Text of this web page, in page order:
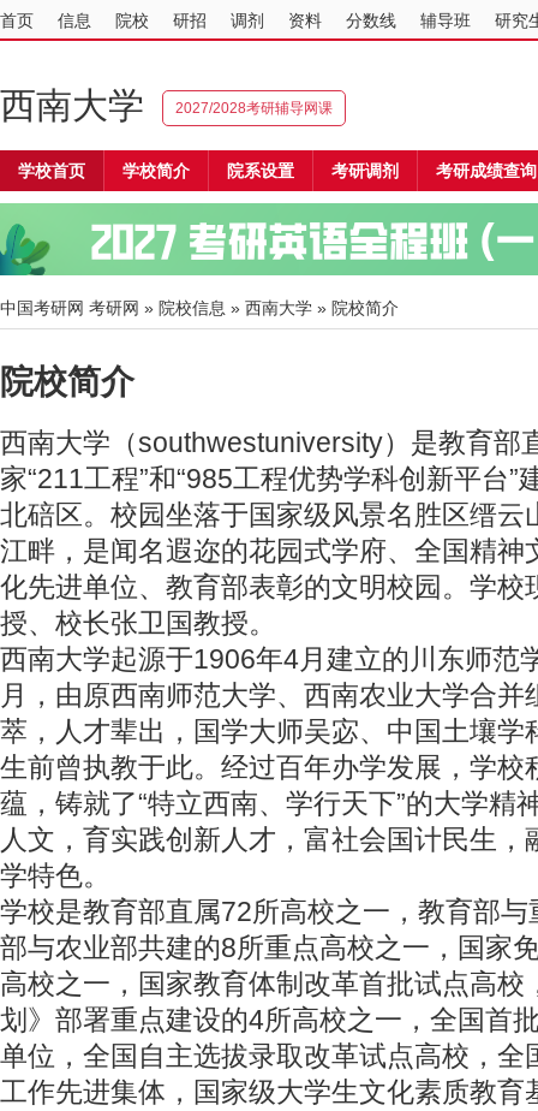
首页 信息 院校 研招 调剂 资料 分数线 辅导班 研究
西南大学 2027/2028考研辅导网课
学校首页 学校简介 院系设置 考研调剂 考研成绩查询
中国考研网 考研网 » 院校信息 » 西南大学 » 院校简介
院校简介
西南大学（southwestuniversity）是教育部
家“211工程”和“985工程优势学科创新平台
北碚区。校园坐落于国家级风景名胜区缙云
江畔，是闻名遐迩的花园式学府、全国精神
化先进单位、教育部表彰的文明校园。学校
授、校长张卫国教授。
西南大学起源于1906年4月建立的川东师范
月，由原西南师范大学、西南农业大学合
萃，人才辈出，国学大师吴宓、中国土壤学
生前曾执教于此。经过百年办学发展，学校
蕴，铸就了“特立西南、学行天下”的大学精
人文，育实践创新人才，富社会国计民生，
学特色。
学校是教育部直属72所高校之一，教育部
部与农业部共建的8所重点高校之一，国家
高校之一，国家教育体制改革首批试点高校
划》部署重点建设的4所高校之一，全国首
单位，全国自主选拔录取改革试点高校，全
工作先进集体，国家级大学生文化素质教育